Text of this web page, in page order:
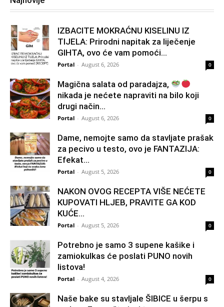
IZBACITE MOKRAĆNU KISELINU IZ
TIJELA: Prirodni napitak za liječenje
GIHTA, ovo će vam pomoći...
Portal - August 6, 2026 0
Magična salata od paradajza,
nikada je nećete napraviti na bilo koji
drugi način…
Portal - August 6, 2026 0
Dame, nemojte samo da stavljate prašak
za pecivo u testo, ovo je FANTAZIJA:
Efekat...
Portal - August 5, 2026 0
NAKON OVOG RECEPTA VIŠE NEĆETE
KUPOVATI HLJEB, PRAVITE GA KOD
KUĆE…
Portal - August 5, 2026 0
Potrebno je samo 3 supene kašike i
zamiokulkas će poslati PUNO novih
listova!
Portal - August 4, 2026 0
Naše bake su stavljale ŠIBICE u šerpu s